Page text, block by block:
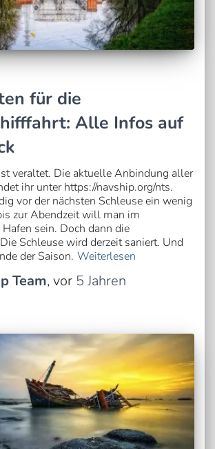
für die
Alle Infos auf
veraltet. Die aktuelle Anbindung aller
ihr unter https://navship.org/nts.
vor der nächsten Schleuse ein wenig
zur Abendzeit will man im
sein. Doch dann die
Schleuse wird derzeit saniert. Und
der Saison. Weiterlesen
Team, vor 5 Jahren